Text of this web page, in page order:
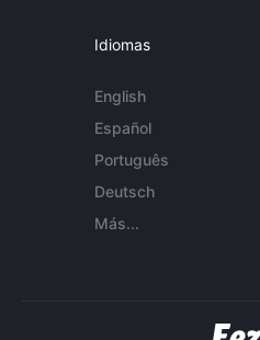
Idiomas
English
Español
Português
Deutsch
Más...